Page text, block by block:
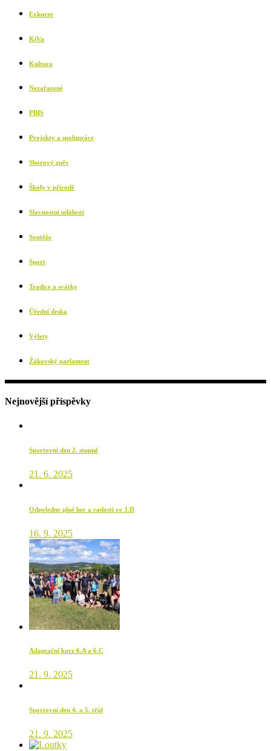
Exkurze
KiVa
Kultura
Nezařazené
PBIS
Projekty a spolupráce
Sborový zpěv
Školy v přírodě
Slavnostní události
Soutěže
Sport
Tradice a svátky
Úřední deska
Výlety
Žákovský parlament
Nejnovější příspěvky
Sportovní den 2. stupně
21. 6. 2025
Odpoledne plné her a radosti ve 3.D
16. 9. 2025
Adaptační kurz 6.A a 6.C
21. 9. 2025
Sportovní den 4. a 5. tříd
21. 9. 2025